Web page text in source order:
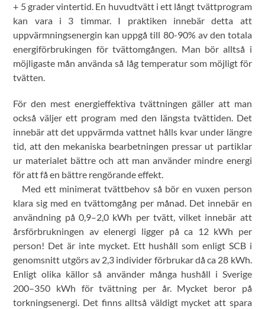
+ 5 grader vintertid. En huvudtvätt i ett långt tvättprogram
kan vara i 3 timmar. I praktiken innebär detta att
uppvärmningsenergin kan uppgå till 80-90% av den totala
energiförbrukingen för tvättomgången. Man bör alltså i
möjligaste mån använda så låg temperatur som möjligt för
tvätten.
För den mest energieffektiva tvättningen gäller att man
också väljer ett program med den längsta tvättiden. Det
innebär att det uppvärmda vattnet hålls kvar under längre
tid, att den mekaniska bearbetningen pressar ut partiklar
ur materialet bättre och att man använder mindre energi
för att få en bättre rengörande effekt.
Med ett minimerat tvättbehov så bör en vuxen person
klara sig med en tvättomgång per månad. Det innebär en
användning på 0,9–2,0 kWh per tvätt, vilket innebär att
årsförbrukningen av elenergi ligger på ca 12 kWh per
person! Det är inte mycket. Ett hushåll som enligt SCB i
genomsnitt utgörs av 2,3 individer förbrukar då ca 28 kWh.
Enligt olika källor så använder många hushåll i Sverige
200–350 kWh för tvättning per år. Mycket beror på
torkningsenergi. Det finns alltså väldigt mycket att spara